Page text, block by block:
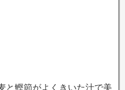
と鰹節がよくきいた汁で美